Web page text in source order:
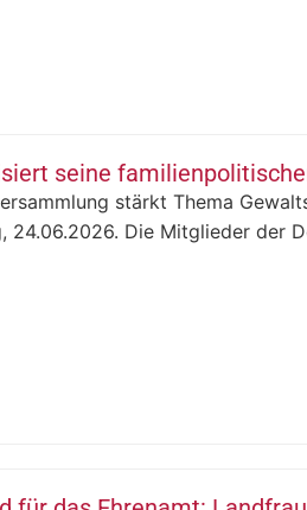
seine
stärkt Thema
24.06.2026. Die Mitglieder der